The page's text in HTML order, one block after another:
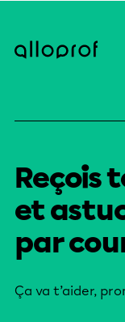
Reçois
et
par
Ça va t’aider,